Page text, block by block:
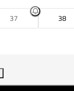
37 38